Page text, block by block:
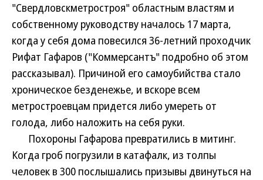
"Свердловскметростроя" областным властям и
собственному руководству началось 17 марта,
когда у себя дома повесился 36-летний проходчик
Рифат Гафаров ("Коммерсантъ" подробно об этом
рассказывал). Причиной его самоубийства стало
хроническое безденежье, и вскоре всем
метростроевцам придется либо умереть от
голода, либо наложить на себя руки.
Похороны Гафарова превратились в митинг.
Когда гроб погрузили в катафалк, из толпы
человек в 300 послышались призывы двинуться на